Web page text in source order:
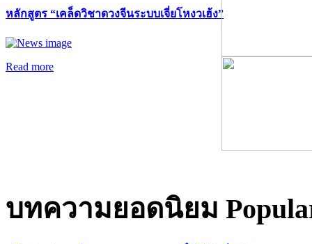
หลักสูตร “เคล็ดวิชาดวงจีนระบบเจี่ยโหงวเฮ้ง”
Read more
บทความยอดนิยม